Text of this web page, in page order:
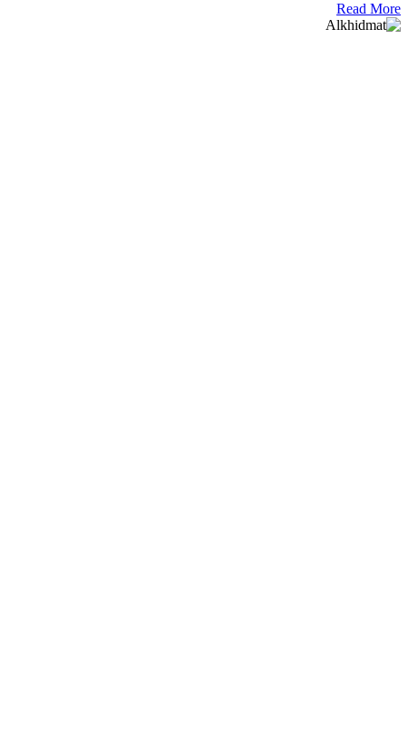
Read More